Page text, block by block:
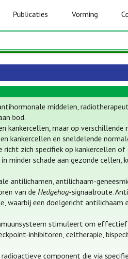
Publicaties Vorming
middelen,
bod.
kankercellen, maar op verschillende
kankercellen en sneldelende
richt zich specifiek op kankercellen
minder schade aan gezonde cellen,
antilichamen, antilichaam-
van deHedgehog-signaalroute.
waarbij een doelgericht antilichaam
stimuleert om
inhibitoren, celtherapie,
component die via